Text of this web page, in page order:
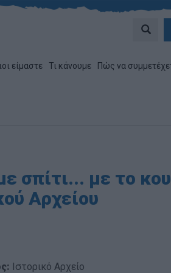
είμαστε Τι κάνουμε Πώς να
σπίτι... με το
Αρχείου
Ιστορικό Αρχείο